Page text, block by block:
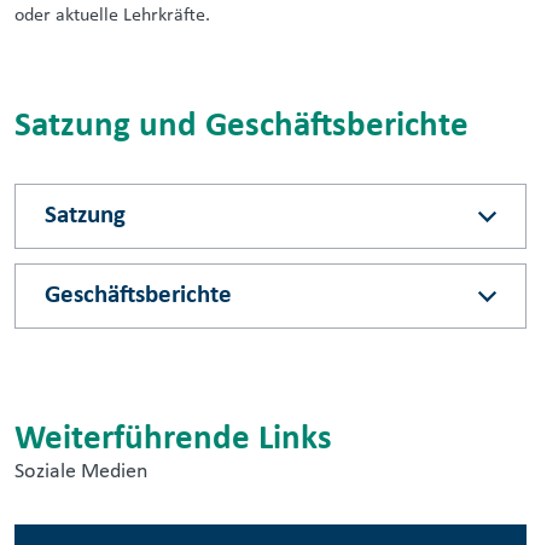
oder aktuelle Lehrkräfte.
Satzung und Geschäftsberichte
Satzung
Geschäftsberichte
Weiterführende Links
Soziale Medien